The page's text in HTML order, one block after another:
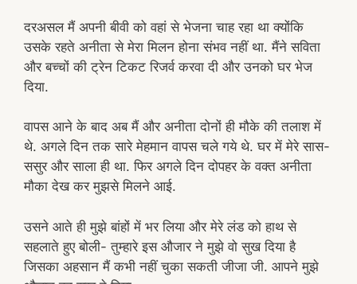
दरअसल मैं अपनी बीवी को वहां से भेजना चाह रहा था क्योंकि
उसके रहते अनीता से मेरा मिलन होना संभव नहीं था. मैंने सविता
और बच्चों की ट्रेन टिकट रिजर्व करवा दी और उनको घर भेज
दिया.
वापस आने के बाद अब मैं और अनीता दोनों ही मौके की तलाश में
थे. अगले दिन तक सारे मेहमान वापस चले गये थे. घर में मेरे सास-
ससुर और साला ही था. फिर अगले दिन दोपहर के वक्त अनीता
मौका देख कर मुझसे मिलने आई.
उसने आते ही मुझे बांहों में भर लिया और मेरे लंड को हाथ से
सहलाते हुए बोली- तुम्हारे इस औजार ने मुझे वो सुख दिया है
जिसका अहसान मैं कभी नहीं चुका सकती जीजा जी. आपने मुझे